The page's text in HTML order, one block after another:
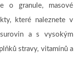
o granule, masové
které naleznete v
a s vysokým
stravy, vitamínů a